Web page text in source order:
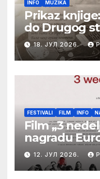
INFO MUZIKA
Prikaz
do Drugog
(bilo neko
(autor-
Botoš 2022.
samizdat)
18. ЈУЛ 2026.
FESTIVALI FILM INFO
Film „3
nagradu
Label na
u Karlovim
12. ЈУЛ 2026.